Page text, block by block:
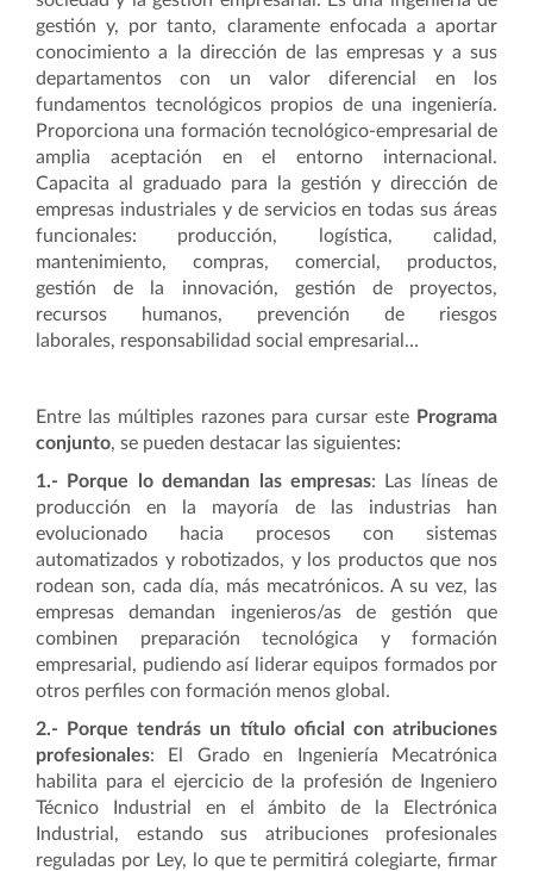
gestión y, por tanto, claramente enfocada a aportar
conocimiento a la dirección de las empresas y a sus
departamentos con un valor diferencial en los
fundamentos tecnológicos propios de una ingeniería.
Proporciona una formación tecnológico-empresarial de
amplia aceptación en el entorno internacional.
Capacita al graduado para la gestión y dirección de
empresas industriales y de servicios en todas sus áreas
funcionales: producción, logística, calidad,
mantenimiento, compras, comercial, productos,
gestión de la innovación, gestión de proyectos,
recursos humanos, prevención de riesgos
laborales, responsabilidad social empresarial…
Entre las múltiples razones para cursar este Programa
conjunto, se pueden destacar las siguientes:
1.-
Porque lo demandan las empresas: Las líneas de
producción en la mayoría de las industrias han
evolucionado hacia procesos con sistemas
automatizados y robotizados, y los productos que nos
rodean son, cada día, más mecatrónicos. A su vez, las
empresas demandan ingenieros/as de gestión que
combinen preparación tecnológica y formación
empresarial, pudiendo así liderar equipos formados por
otros perfiles con formación menos global.
2.-
Porque tendrás un título oficial con atribuciones
profesionales: El Grado en Ingeniería Mecatrónica
habilita para el ejercicio de la profesión de Ingeniero
Técnico Industrial en el ámbito de la Electrónica
Industrial, estando sus atribuciones profesionales
reguladas por Ley, lo que te permitirá colegiarte, firmar